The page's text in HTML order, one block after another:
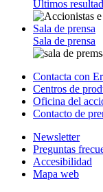
Últimos
Sala de prensa
Sala de prensa
Contacta con
Centros de
Oficina del
Contacto de
Newsletter
Preguntas
Accesibilidad
Mapa web